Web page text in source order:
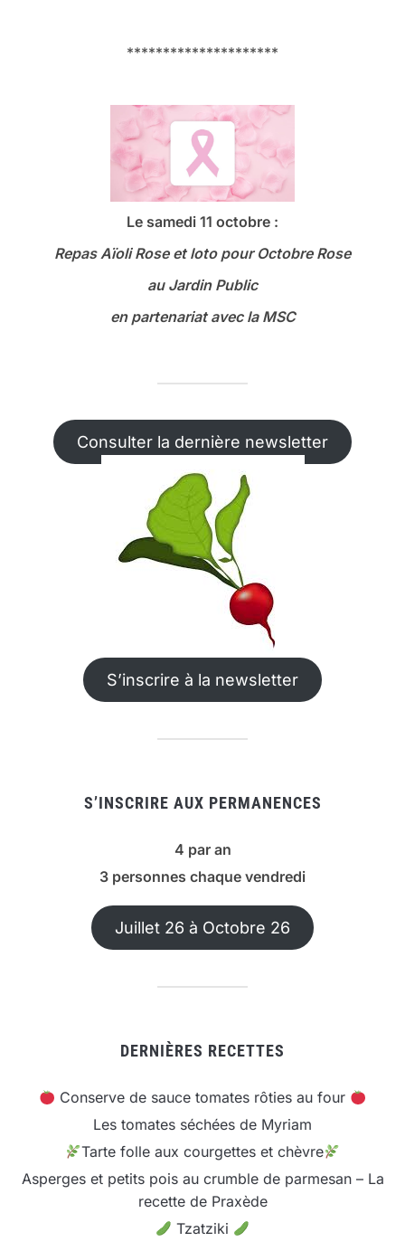
*********************
Le samedi 11 octobre :
Repas Aïoli Rose et loto pour Octobre Rose
au Jardin Public
en partenariat avec la MSC
Consulter la dernière newsletter
S’inscrire à la newsletter
S’INSCRIRE AUX PERMANENCES
4 par an
3 personnes chaque vendredi
Juillet 26 à Octobre 26
DERNIÈRES RECETTES
Conserve de sauce tomates rôties au four
Les tomates séchées de Myriam
Tarte folle aux courgettes et chèvre
Asperges et petits pois au crumble de parmesan – La
recette de Praxède
Tzatziki